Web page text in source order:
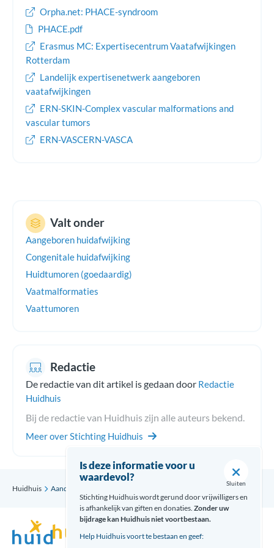
Wanneer er afwijkingen zijn in de hersenen of de slagaders
van de hersenen is er kans op bijkomende problemen, zoals
een herseninfarct of epilepsie.
Valt onder
Aangeboren huidafwijking
Congenitale huidafwijking
Huidtumoren (goedaardig)
Vaatmalformaties
Vaattumoren
Redactie
De redactie van dit artikel is gedaan door Redactie
Huidhuis
Bij de redactie van Huidhuis zijn alle auteurs bekend.
Meer over Stichting Huidhuis
Huidhuis Aandoening
Orpha.net: PHACE-syndroom
PHACE.pdf
Erasmus MC: Expertisecentrum Vaatafwijkingen
Rotterdam
Landelijk expertisenetwerk aangeboren
vaatafwijkingen
ERN-SKIN-Complex vascular malformations and
vascular tumors
ERN-VASCERN-VASCA
Is deze informatie voor u
waardevol?
Sluiten
Stichting Huidhuis wordt gerund door vrijwilligers en
is afhankelijk van giften en donaties. Zonder uw
bijdrage kan Huidhuis niet voortbestaan.
Help Huidhuis voort te bestaan en geef: